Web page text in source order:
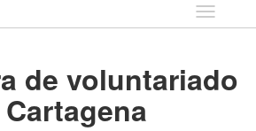
Idioma
de voluntariado